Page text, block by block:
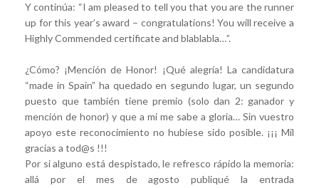
Y continúa: “I am pleased to tell you that you are the runner
up for this year’s award – congratulations! You will receive a
Highly Commended certificate and blablabla…”.
¿Cómo? ¡Mención de Honor! ¡Qué alegría! La candidatura
“made in Spain” ha quedado en segundo lugar, un segundo
puesto que también tiene premio (solo dan 2: ganador y
mención de honor) y que a mi me sabe a gloria… Sin vuestro
apoyo este reconocimiento no hubiese sido posible. ¡¡¡ Mil
gracias a tod@s !!!
Por si alguno está despistado, le refresco rápido la memoria:
allá por el mes de agosto publiqué la entrada